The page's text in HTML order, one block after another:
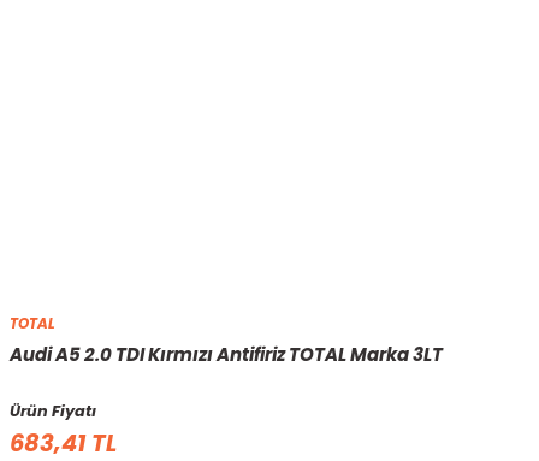
TOTAL
Audi A5 2.0 TDI Kırmızı Antifiriz TOTAL Marka 3LT
Ürün Fiyatı
683,41 TL